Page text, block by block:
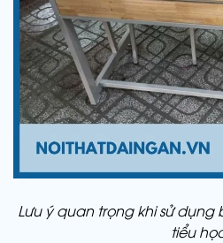
Lưu ý quan trọng khi sử dụng
tiểu